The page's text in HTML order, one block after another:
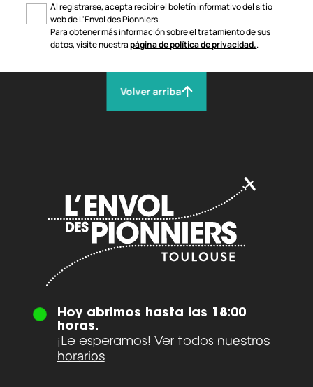
Al registrarse, acepta recibir el boletín informativo del sitio
web de L'Envol des Pionniers.
Para obtener más información sobre el tratamiento de sus
datos, visite nuestrapágina de política de privacidad..
Hoy abrimos hasta las 18:00
horas.
¡Le esperamos! Ver todos nuestros
horarios
Volver arriba